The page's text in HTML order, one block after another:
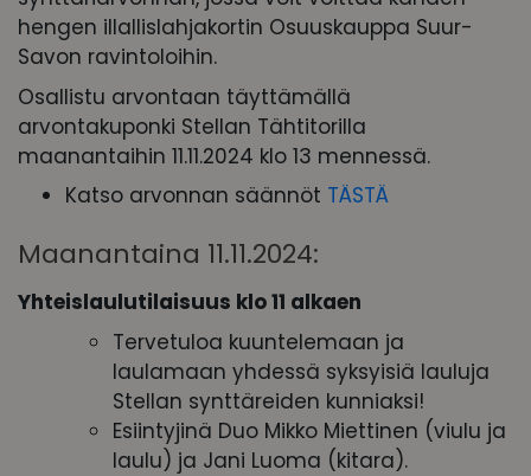
hengen illallislahjakortin Osuuskauppa Suur-
Savon ravintoloihin.
Osallistu arvontaan täyttämällä
arvontakuponki Stellan Tähtitorilla
maanantaihin 11.11.2024 klo 13 mennessä.
Katso arvonnan säännöt TÄSTÄ
Maanantaina 11.11.2024:
Yhteislaulutilaisuus klo 11 alkaen
Tervetuloa kuuntelemaan ja
laulamaan yhdessä syksyisiä lauluja
Stellan synttäreiden kunniaksi!
Esiintyjinä Duo Mikko Miettinen (viulu ja
laulu) ja Jani Luoma (kitara).